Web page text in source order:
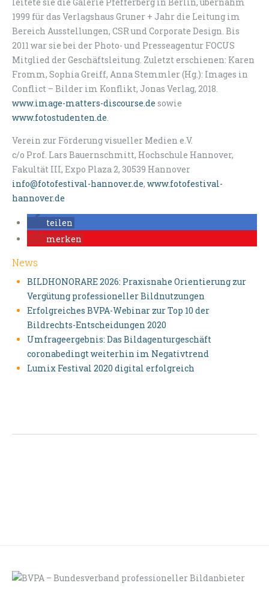
1999 für das Verlagshaus Gruner + Jahr die Leitung im
Bereich Ausstellungen, CSR und Corporate Design. Bis
2011 war sie bei der Photo- und Presseagentur FOCUS
Mitglied der Geschäftsleitung. Zuletzt erschienen: Karen
Fromm, Sophia Greiff, Anna Stemmler (Hg.): Images in
Conflict – Bilder im Konflikt, Jonas Verlag, 2018.
www.image-matters-discourse.de sowie
www.fotostudenten.de.
Verein zur Förderung visueller Medien e.V.
c/o Prof. Lars Bauernschmitt, Hochschule Hannover,
Fakultät III, Expo Plaza 2, 30539 Hannover
info@fotofestival-hannover.de, www.fotofestival-
hannover.de
teilen
merken
News
BILDHONORARE 2026: Praxisnahe Orientierung zur
Vergütung professioneller Bildnutzungen
Erfolgreiches BVPA-Webinar zur Top 10 der
Bildrechts-Entscheidungen 2020
Umfrageergebnis: Das Bildagenturgeschäft
coronabedingt weiterhin im Negativtrend
Lumix Festival 2020 digital erfolgreich